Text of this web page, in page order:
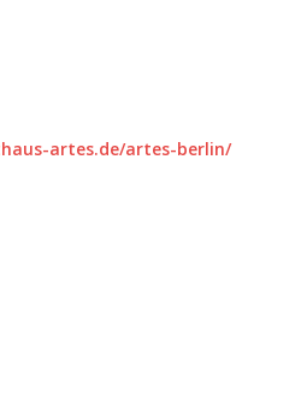
artes.de/artes-berlin/